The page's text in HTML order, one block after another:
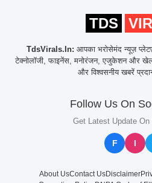
TDS
TdsVirals.In: आपका भरोसेमंद न्यूज़
टेक्नोलॉजी, फाइनेंस, मनोरंजन, एजुकेशन और खेल
और विश्वसनीय खबरें
Follow Us On
Get Latest Update
F I
About UsContact UsDisclaimer